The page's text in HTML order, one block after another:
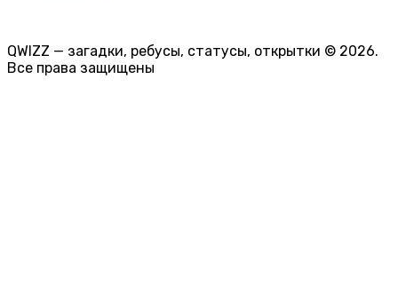
QWIZZ — загадки, ребусы, статусы, открытки © 2026.
Все права защищены